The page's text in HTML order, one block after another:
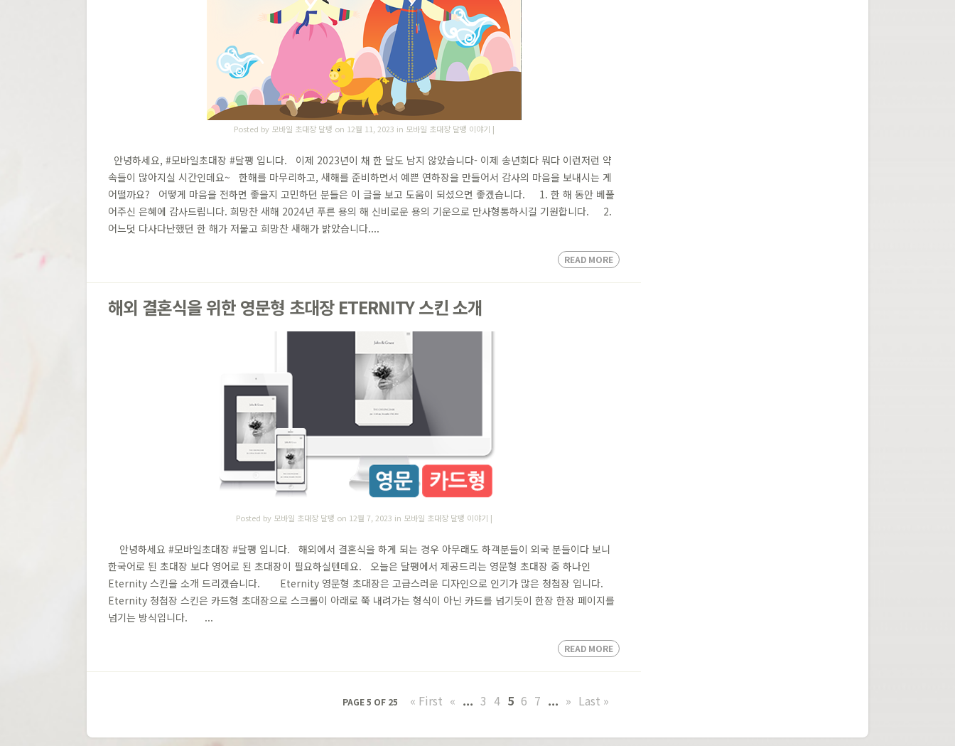
Posted by 모바일 초대장 달팽 on 12월 11, 2023 in 모바일 초대장 달팽 이야기 |
안녕하세요, #모바일초대장 #달팽 입니다. 이제 2023년이 채 한 달도 남지 않았습니다- 이제 송년회다 뭐다 이런저런 약
속들이 많아지실 시간인데요~ 한해를 마무리하고, 새해를 준비하면서 예쁜 연하장을 만들어서 감사의 마음을 보내시는 게
어떨까요? 어떻게 마음을 전하면 좋을지 고민하던 분들은 이 글을 보고 도움이 되셨으면 좋겠습니다. 1. 한 해 동안 베풀
어주신 은혜에 감사드립니다. 희망찬 새해 2024년 푸른 용의 해 신비로운 용의 기운으로 만사형통하시길 기원합니다. 2.
어느덧 다사다난했던 한 해가 저물고 희망찬 새해가 밝았습니다....
READ MORE
해외 결혼식을 위한 영문형 초대장 ETERNITY 스킨 소개
Posted by 모바일 초대장 달팽 on 12월 7, 2023 in 모바일 초대장 달팽 이야기 |
안녕하세요 #모바일초대장 #달팽 입니다. 해외에서 결혼식을 하게 되는 경우 아무래도 하객분들이 외국 분들이다 보니
한국어로 된 초대장 보다 영어로 된 초대장이 필요하실텐데요. 오늘은 달팽에서 제공드리는 영문형 초대장 중 하나인
Eternity 스킨을 소개 드리겠습니다. Eternity 영문형 초대장은 고급스러운 디자인으로 인기가 많은 청첩장 입니다.
Eternity 청첩장 스킨은 카드형 초대장으로 스크롤이 아래로 쭉 내려가는 형식이 아닌 카드를 넘기듯이 한장 한장 페이지를
넘기는 방식입니다. ...
READ MORE
PAGE 5 OF 25 « First « ... 3 4 5 6 7 ... » Last »